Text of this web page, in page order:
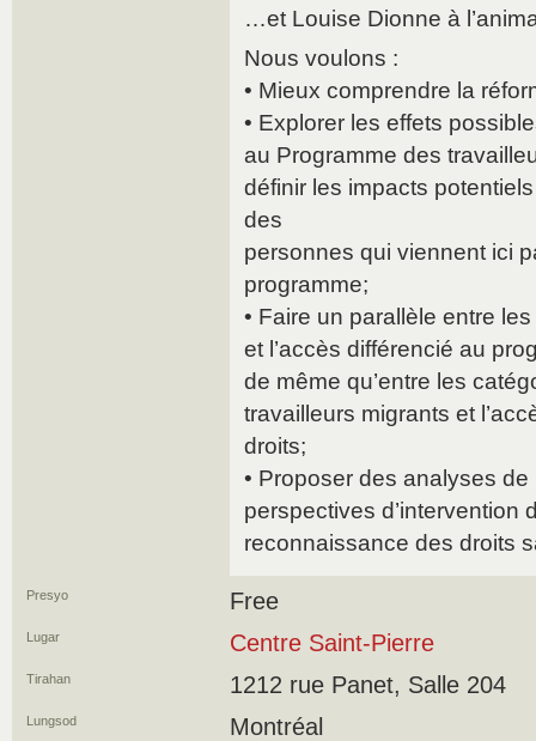
…et Louise Dionne à
Nous voulons :
• Mieux comprendre la
• Explorer les effets
au Programme des
définir les impacts
des
personnes qui viennent ici
programme;
• Faire un parallèle entre
et l’accès différencié au
de même qu’entre les
travailleurs migrants et
droits;
• Proposer des analyses
perspectives d’intervention
reconnaissance des droits
Presyo Free
Lugar Centre Saint-Pierre
Tirahan 1212 rue Panet, Salle 204
Lungsod Montréal